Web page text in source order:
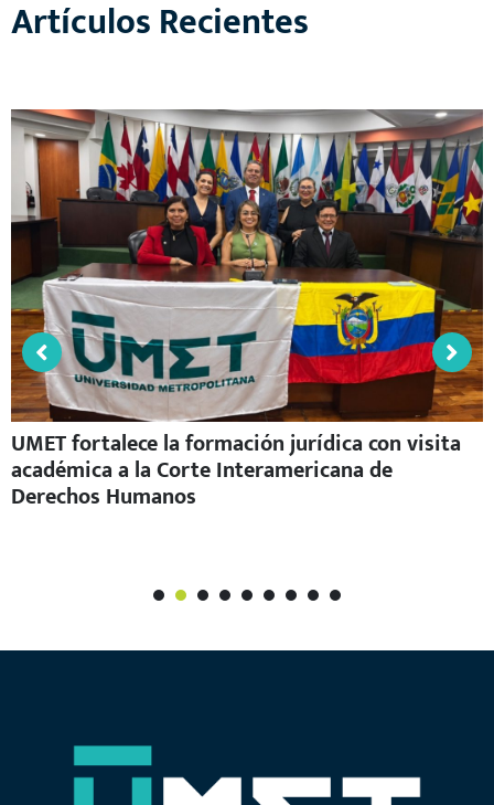
Artículos Recientes
UMET fortalece la formación jurídica con visita
académica a la Corte Interamericana de
Derechos Humanos
1